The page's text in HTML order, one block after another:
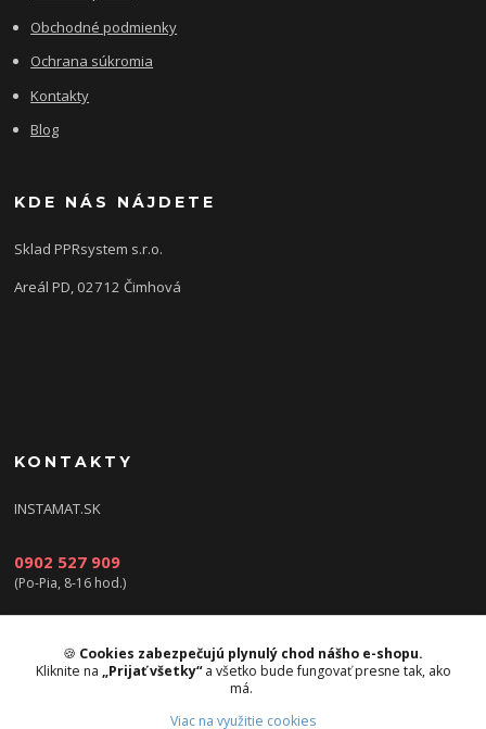
Obchodné podmienky
Ochrana súkromia
Kontakty
Blog
KDE NÁS NÁJDETE
Sklad PPRsystem s.r.o.
Areál PD, 02712 Čimhová
KONTAKTY
INSTAMAT.SK
0902 527 909
(Po-Pia, 8-16 hod.)
info@instamat.sk
🍪 Cookies zabezpečujú plynulý chod nášho e-shopu.
Kliknite na „Prijať všetky“a všetko bude fungovať presne tak, ako
má.
Viac na využitie cookies